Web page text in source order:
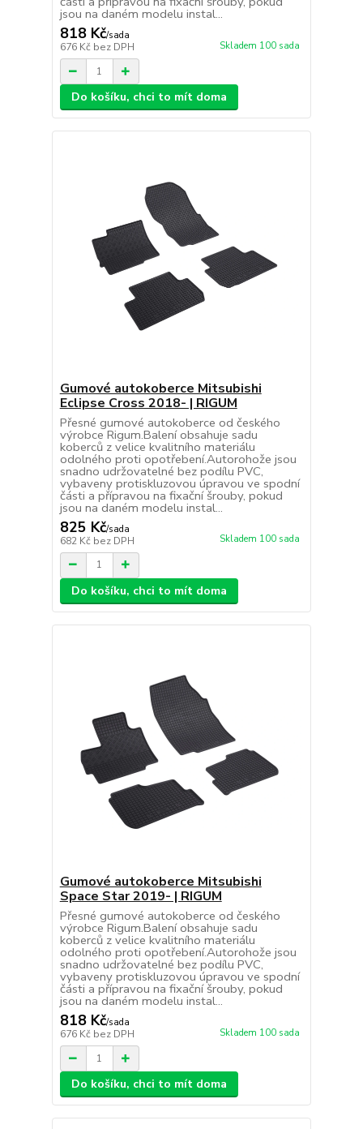
jsou na daném modelu instal...
818 Kč/sada
676 Kč bez DPH Skladem 100 sada
Do košíku, chci to mít doma
Gumové autokoberce Mitsubishi
Eclipse Cross 2018- | RIGUM
Přesné gumové autokoberce od českého
výrobce Rigum.Balení obsahuje sadu
koberců z velice kvalitního materiálu
odolného proti opotřebení.Autorohože jsou
snadno udržovatelné bez podílu PVC,
vybaveny protiskluzovou úpravou ve spodní
části a přípravou na fixační šrouby, pokud
jsou na daném modelu instal...
825 Kč/sada
682 Kč bez DPH Skladem 100 sada
Do košíku, chci to mít doma
Gumové autokoberce Mitsubishi
Space Star 2019- | RIGUM
Přesné gumové autokoberce od českého
výrobce Rigum.Balení obsahuje sadu
koberců z velice kvalitního materiálu
odolného proti opotřebení.Autorohože jsou
snadno udržovatelné bez podílu PVC,
vybaveny protiskluzovou úpravou ve spodní
části a přípravou na fixační šrouby, pokud
jsou na daném modelu instal...
818 Kč/sada
676 Kč bez DPH Skladem 100 sada
Do košíku, chci to mít doma